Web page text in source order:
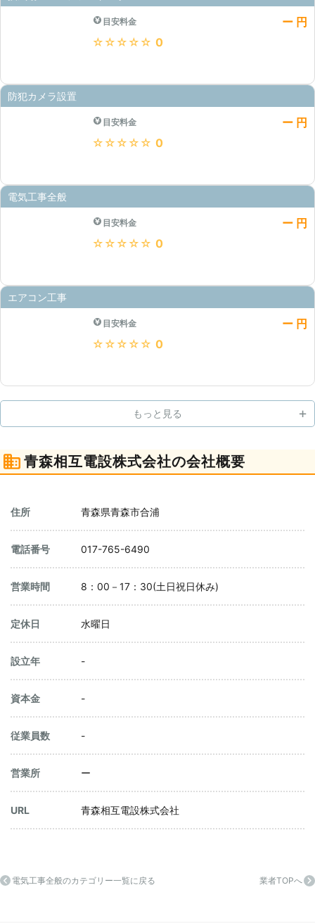
目安料金
ー 円
★★★★★ 0
防犯カメラ設置
目安料金
ー 円
★★★★★ 0
電気工事全般
目安料金
ー 円
★★★★★ 0
エアコン工事
目安料金
ー 円
★★★★★ 0
もっと見る
青森相互電設株式会社の会社概要
住所 青森県青森市合浦
資本金 -
電話番号 017-765-6490
従業員数 -
営業時間 8：00－17：30(土日祝日休み)
営業所 ー
定休日 水曜日
URL 青森相互電設株式会社
設立年 -
電気工事全般のカテゴリー一覧に戻る 業者TOPへ